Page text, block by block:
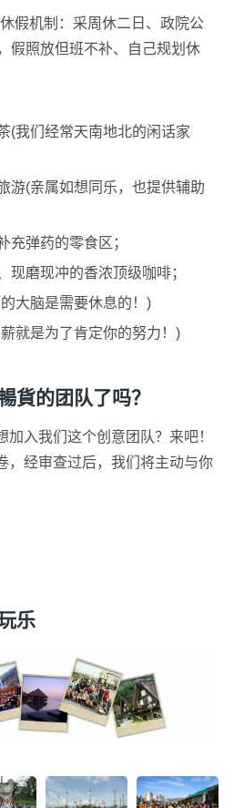
假机制：采周休二日、政院公
假照放但班不补、自己规划休
(我们经常天南地北的闲话家
游(亲属如想同乐，也提供辅助
充弹药的零食区；
现磨现冲的香浓顶级咖啡；
大脑是需要休息的！)
就是为了肯定你的努力！)
貨的团队了吗？
加入我们这个创意团队？来吧！
，经审查过后，我们将主动与你
乐